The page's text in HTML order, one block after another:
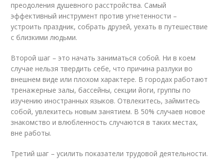
преодоления душевного расстройства. Самый
эффективный инструмент против угнетенности –
устроить праздник, собрать друзей, уехать в путешествие
с близкими людьми.
Второй шаг – это начать заниматься собой. Ни в коем
случае нельзя твердить себе, что причина разлуки во
внешнем виде или плохом характере. В городах работают
тренажерные залы, бассейны, секции йоги, группы по
изучению иностранных языков. Отвлекитесь, займитесь
собой, увлекитесь новым занятием. В 50% случаев новое
знакомство и влюбленность случаются в таких местах,
вне работы.
Третий шаг – усилить показатели трудовой деятельности.